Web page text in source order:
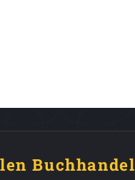
Buchhandel